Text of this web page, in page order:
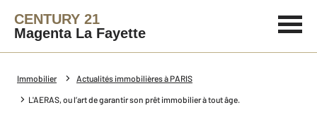
CENTURY 21
Magenta La Fayette
Immobilier Actualités immobilières à PARIS
L'AERAS, ou l’art de garantir son prêt immobilier à tout âge.